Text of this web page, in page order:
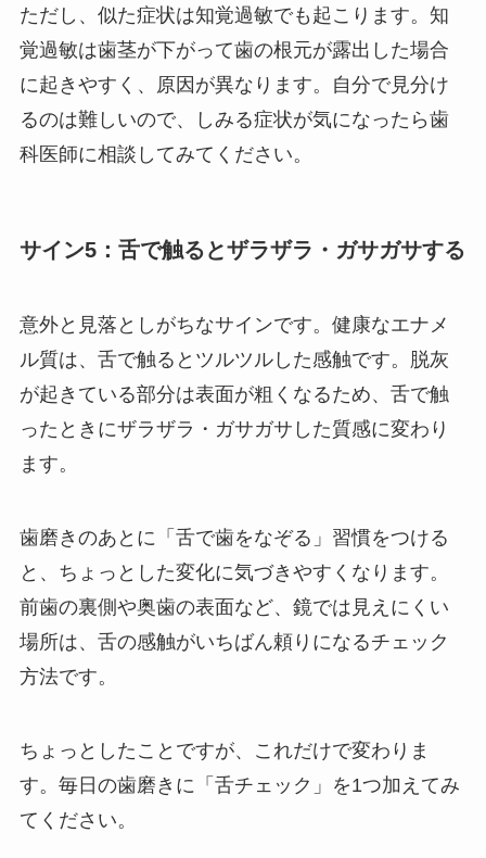
ただし、似た症状は知覚過敏でも起こります。知
覚過敏は歯茎が下がって歯の根元が露出した場合
に起きやすく、原因が異なります。自分で見分け
るのは難しいので、しみる症状が気になったら歯
科医師に相談してみてください。
サイン5：舌で触るとザラザラ・ガサガサする
意外と見落としがちなサインです。健康なエナメ
ル質は、舌で触るとツルツルした感触です。脱灰
が起きている部分は表面が粗くなるため、舌で触
ったときにザラザラ・ガサガサした質感に変わり
ます。
歯磨きのあとに「舌で歯をなぞる」習慣をつける
と、ちょっとした変化に気づきやすくなります。
前歯の裏側や奥歯の表面など、鏡では見えにくい
場所は、舌の感触がいちばん頼りになるチェック
方法です。
ちょっとしたことですが、これだけで変わりま
す。毎日の歯磨きに「舌チェック」を1つ加えてみ
てください。